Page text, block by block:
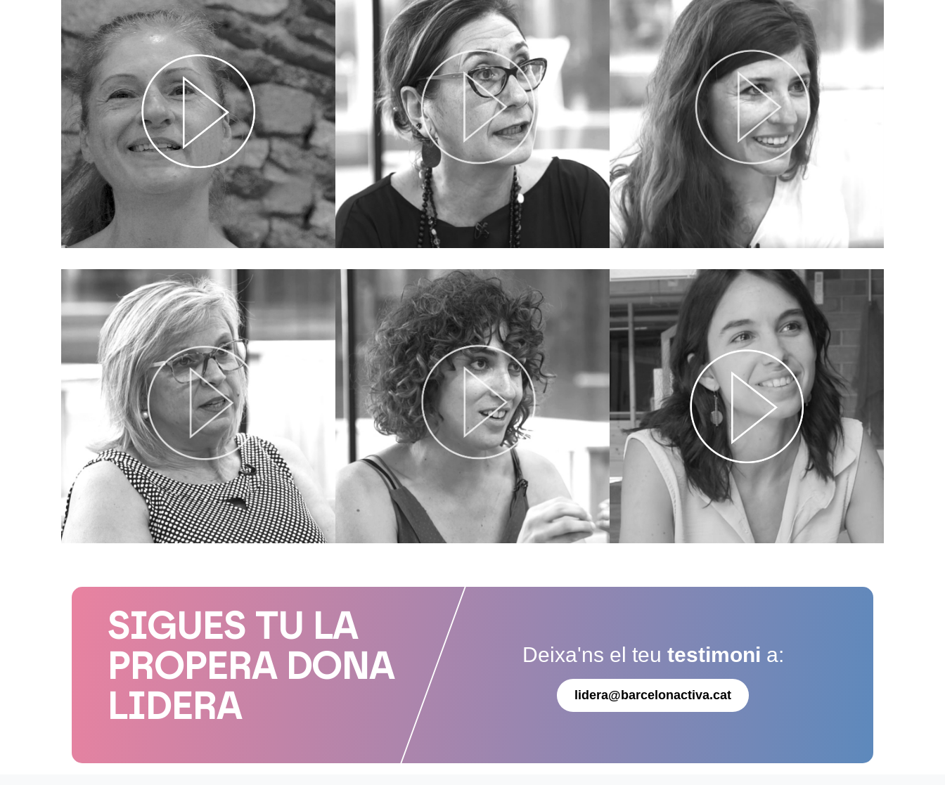
SIGUES TU LA
PROPERA DONA
LIDERA
Deixa'ns el teu testimoni a:
lidera@barcelonactiva.cat